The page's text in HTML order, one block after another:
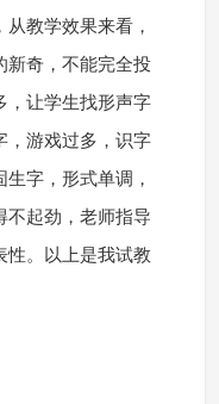
教学效果来看，
新奇，不能完全投
，让学生找形声字
，游戏过多，识字
字，形式单调，
不起劲，老师指导
性。以上是我试教